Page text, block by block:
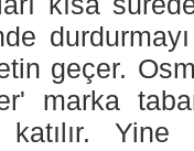
geçer.
marka
katılır.